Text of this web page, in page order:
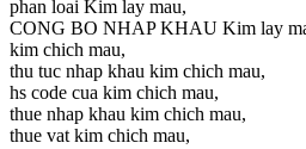
phan loai Kim lay mau,
CONG BO NHAP KHAU Kim lay
kim chich mau,
thu tuc nhap khau kim chich mau,
hs code cua kim chich mau,
thue nhap khau kim chich mau,
thue vat kim chich mau,